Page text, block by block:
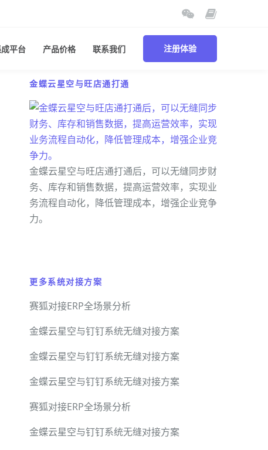
平台 产品价格 联系我们 注册体验
金蝶云星空与旺店通打通
金蝶云星空与旺店通打通后，可以无缝同步财
务、库存和销售数据，提高运营效率，实现业
务流程自动化，降低管理成本，增强企业竞争
力。
更多系统对接方案
赛狐对接ERP全场景分析
金蝶云星空与钉钉系统无缝对接方案
金蝶云星空与钉钉系统无缝对接方案
金蝶云星空与钉钉系统无缝对接方案
赛狐对接ERP全场景分析
金蝶云星空与钉钉系统无缝对接方案